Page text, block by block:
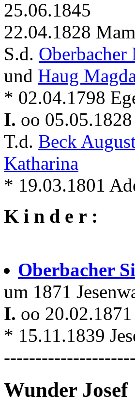
25.06.1845
22.04.1828
S.d.
und Haug
* 02.04.1798
I. oo
T.d. Beck
Katharina
* 19.03.1801
K i n d e r :
Oberbacher
um 1871
I. oo
* 15.11.1839
Wunder Josef